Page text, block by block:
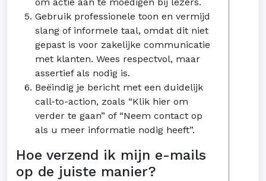
Gebruik professionele toon en vermijd
slang of informele taal, omdat dit niet
gepast is voor zakelijke communicatie
met klanten. Wees respectvol, maar
assertief als nodig is.
Beëindig je bericht met een duidelijk
call-to-action, zoals “Klik hier om
verder te gaan” of “Neem contact op
als u meer informatie nodig heeft”.
Hoe verzend ik mijn e-mails
op de juiste manier?